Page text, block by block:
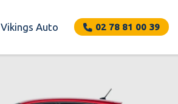
02 78 81 00 39
Vikings Auto